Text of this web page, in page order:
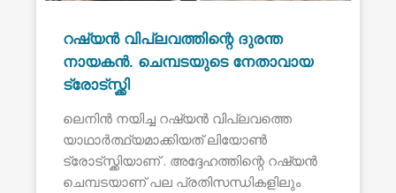
റഷ്യൻ വിപ്ലവത്തിന്റെ ദുരന്ത
നായകൻ. ചെമ്പടയുടെ നേതാവായ
ട്രോട്സ്ക്കി
ലെനിൻ നയിച്ച റഷ്യൻ വിപ്ലവത്തെ
യാഥാർത്ഥ്യമാക്കിയത് ലിയോൺ
ട്രോട്സ്ക്കിയാണ് . അദ്ദേഹത്തിന്റെ റഷ്യൻ
ചെമ്പടയാണ് പല പ്രതിസന്ധികളിലും